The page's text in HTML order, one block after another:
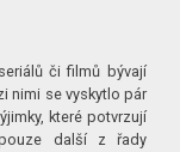
či filmů bývají
nimi se vyskytlo pár
které potvrzují
další z řady